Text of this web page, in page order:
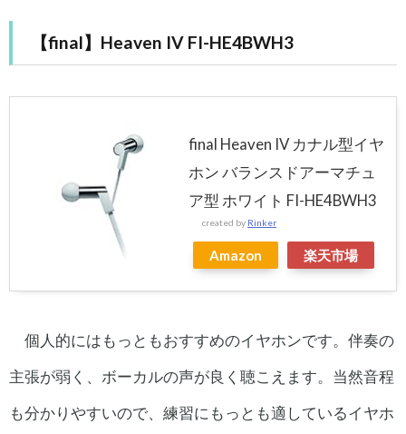
【final】Heaven IV FI-HE4BWH3
final Heaven IV カナル型イヤ
ホン バランスドアーマチュ
ア型 ホワイト FI-HE4BWH3
created by Rinker
Amazon 楽天市場
個人的にはもっともおすすめのイヤホンです。伴奏の
主張が弱く、ボーカルの声が良く聴こえます。当然音程
も分かりやすいので、練習にもっとも適しているイヤホ